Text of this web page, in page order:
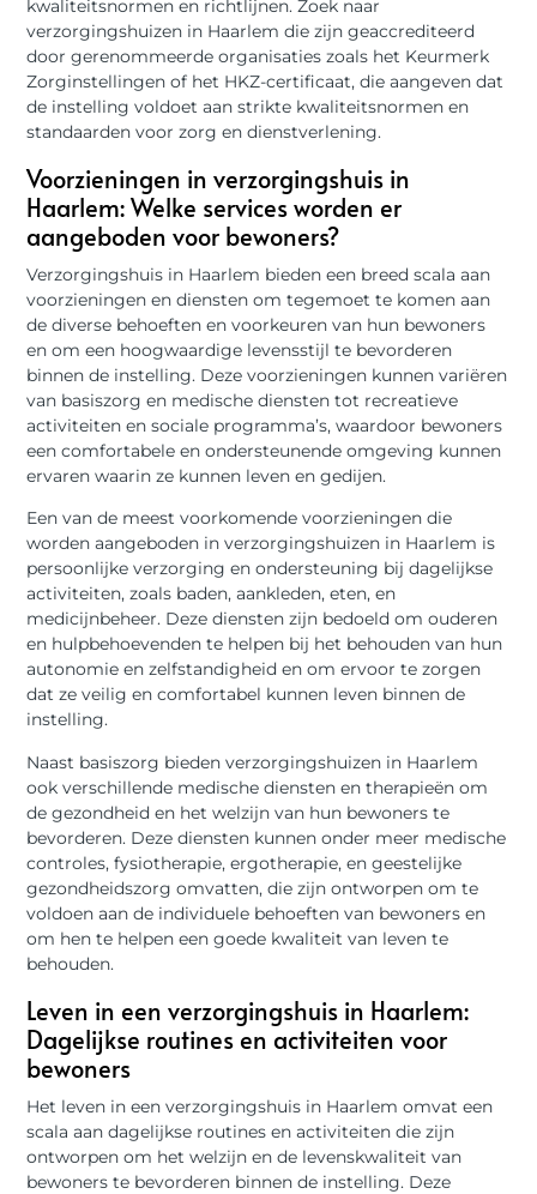
kwaliteitsnormen en richtlijnen. Zoek naar
verzorgingshuizen in Haarlem die zijn geaccrediteerd
door gerenommeerde organisaties zoals het Keurmerk
Zorginstellingen of het HKZ-certificaat, die aangeven dat
de instelling voldoet aan strikte kwaliteitsnormen en
standaarden voor zorg en dienstverlening.
Voorzieningen in verzorgingshuis in
Haarlem: Welke services worden er
aangeboden voor bewoners?
Verzorgingshuis in Haarlem bieden een breed scala aan
voorzieningen en diensten om tegemoet te komen aan
de diverse behoeften en voorkeuren van hun bewoners
en om een hoogwaardige levensstijl te bevorderen
binnen de instelling. Deze voorzieningen kunnen variëren
van basiszorg en medische diensten tot recreatieve
activiteiten en sociale programma’s, waardoor bewoners
een comfortabele en ondersteunende omgeving kunnen
ervaren waarin ze kunnen leven en gedijen.
Een van de meest voorkomende voorzieningen die
worden aangeboden in verzorgingshuizen in Haarlem is
persoonlijke verzorging en ondersteuning bij dagelijkse
activiteiten, zoals baden, aankleden, eten, en
medicijnbeheer. Deze diensten zijn bedoeld om ouderen
en hulpbehoevenden te helpen bij het behouden van hun
autonomie en zelfstandigheid en om ervoor te zorgen
dat ze veilig en comfortabel kunnen leven binnen de
instelling.
Naast basiszorg bieden verzorgingshuizen in Haarlem
ook verschillende medische diensten en therapieën om
de gezondheid en het welzijn van hun bewoners te
bevorderen. Deze diensten kunnen onder meer medische
controles, fysiotherapie, ergotherapie, en geestelijke
gezondheidszorg omvatten, die zijn ontworpen om te
voldoen aan de individuele behoeften van bewoners en
om hen te helpen een goede kwaliteit van leven te
behouden.
Leven in een verzorgingshuis in Haarlem:
Dagelijkse routines en activiteiten voor
bewoners
Het leven in een verzorgingshuis in Haarlem omvat een
scala aan dagelijkse routines en activiteiten die zijn
ontworpen om het welzijn en de levenskwaliteit van
bewoners te bevorderen binnen de instelling. Deze